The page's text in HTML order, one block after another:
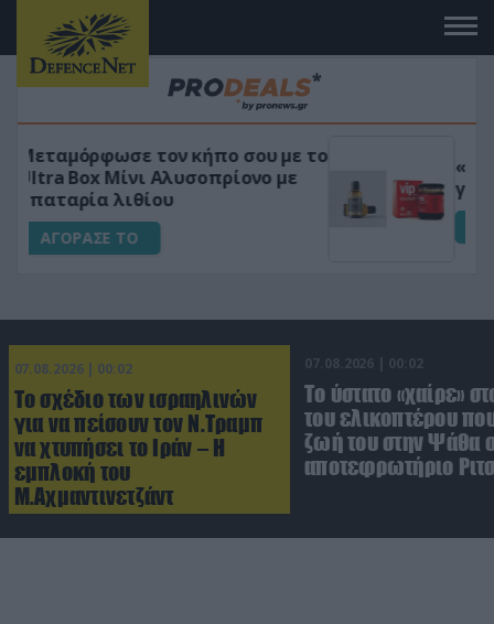
«Μαγική» φόρμουλα τριβόλι + VIP
για αύξηση της λίμπιντο
07.08.2026 | 00:02
Το σχέδιο των ισραηλινών
για να πείσουν τον Ν.Τραμπ
να χτυπήσει το Ιράν – Η
εμπλοκή του
Μ.Αχμαντινετζάντ
07.08.2026 | 00:02
Το ύστατο «χαίρε»
του ελικοπτέρου
ζωή του στην Ψάθα
αποτεφρωτήριο